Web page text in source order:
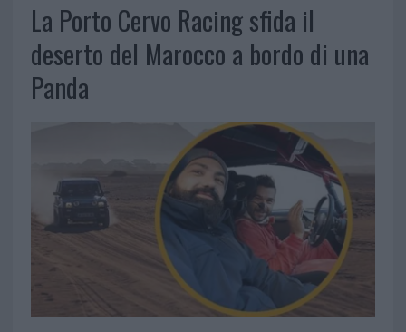
La Porto Cervo Racing sfida il
deserto del Marocco a bordo di una
Panda